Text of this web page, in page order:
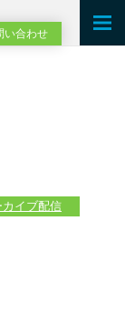
い合わせ
イブ配信